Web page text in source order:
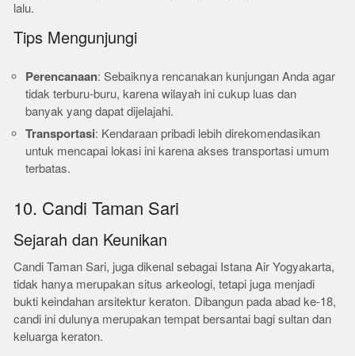
lalu.
Tips Mengunjungi
Perencanaan: Sebaiknya rencanakan kunjungan Anda agar
tidak terburu-buru, karena wilayah ini cukup luas dan
banyak yang dapat dijelajahi.
Transportasi: Kendaraan pribadi lebih direkomendasikan
untuk mencapai lokasi ini karena akses transportasi umum
terbatas.
10. Candi Taman Sari
Sejarah dan Keunikan
Candi Taman Sari, juga dikenal sebagai Istana Air Yogyakarta,
tidak hanya merupakan situs arkeologi, tetapi juga menjadi
bukti keindahan arsitektur keraton. Dibangun pada abad ke-18,
candi ini dulunya merupakan tempat bersantai bagi sultan dan
keluarga keraton.